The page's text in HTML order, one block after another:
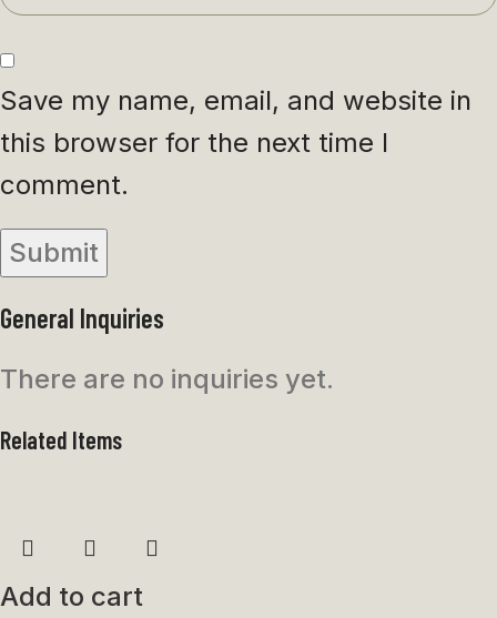
Save my name, email, and website in
this browser for the next time I
comment.
General Inquiries
There are no inquiries yet.
Related Items
Add to cart